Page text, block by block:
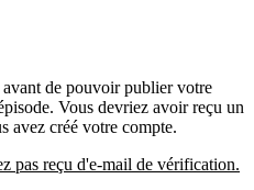
de pouvoir publier votre
Vous devriez avoir reçu un
avez créé votre compte.
pas reçu d'e-mail de vérification.